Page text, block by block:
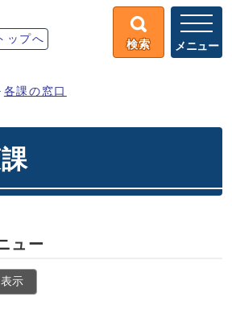
ップへ 検索 メニュー
各課の窓口
ュー
表示